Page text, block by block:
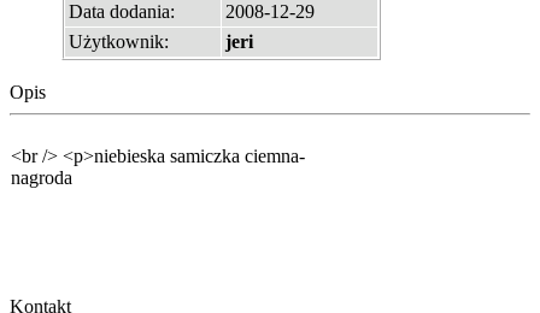
Data dodania:
2008-12-29
Użytkownik:
jeri
Opis
<br /> <p>niebieska samiczka ciemna-
nagroda
Kontakt